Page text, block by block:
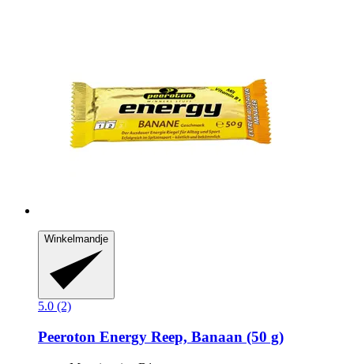
Winkelmandje
5.0 (2)
Peeroton Energy Reep, Banaan (50 g)